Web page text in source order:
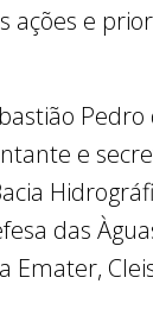
e
Pedro
e
das
Emater,